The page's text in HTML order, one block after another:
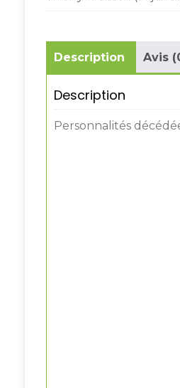
Description Avis
Description
Personnalités